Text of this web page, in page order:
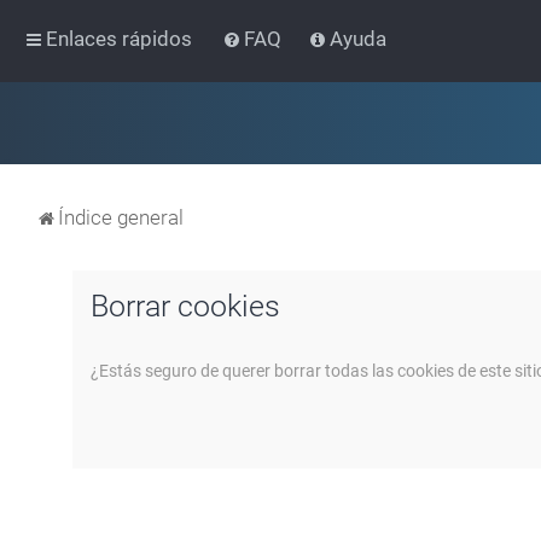
Enlaces rápidos FAQ Ayuda
Índice general
Borrar cookies
¿Estás seguro de querer borrar todas las cookies de este